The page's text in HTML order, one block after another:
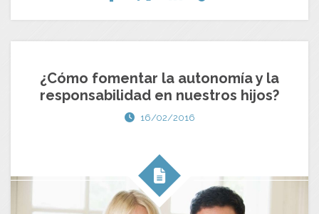
¿Cómo fomentar la autonomía y la
responsabilidad en nuestros hijos?
16/02/2016